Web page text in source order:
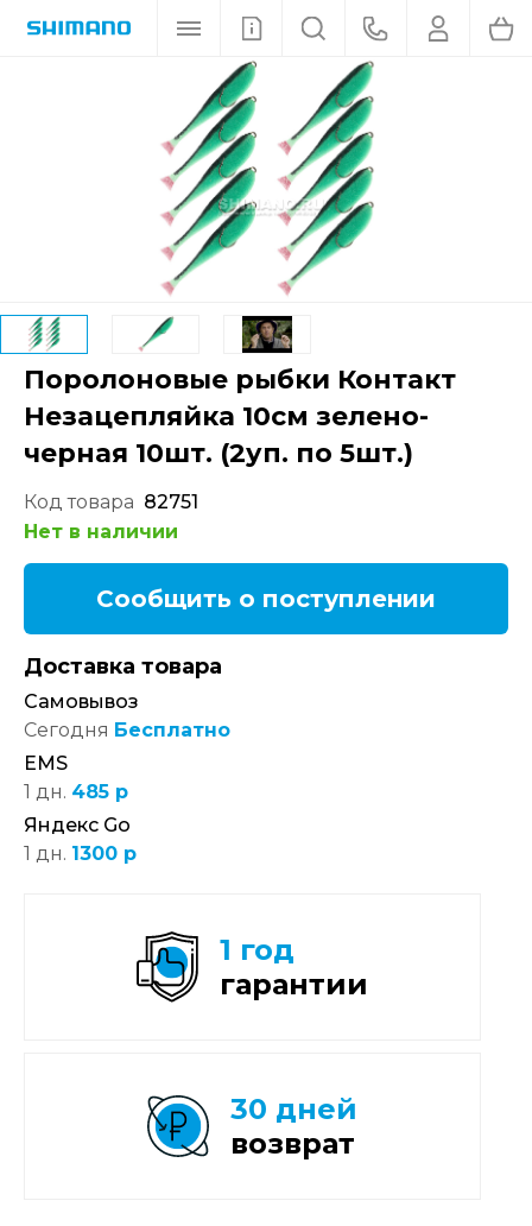
Поролоновые рыбки Контакт
Незацепляйка 10см зелено-
черная 10шт. (2уп. по 5шт.)
Код товара 82751
Нет в наличии
Сообщить о поступлении
Доставка товара
Самовывоз
Сегодня Бесплатно
EMS
1 дн. 485 р
Яндекс Go
1 дн. 1300 р
1 год
гарантии
30 дней
возврат